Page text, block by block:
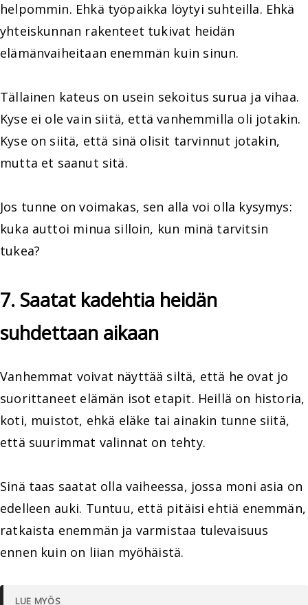
helpommin. Ehkä työpaikka löytyi suhteilla. Ehkä
yhteiskunnan rakenteet tukivat heidän
elämänvaiheitaan enemmän kuin sinun.
Tällainen kateus on usein sekoitus surua ja vihaa.
Kyse ei ole vain siitä, että vanhemmilla oli jotakin.
Kyse on siitä, että sinä olisit tarvinnut jotakin,
mutta et saanut sitä.
Jos tunne on voimakas, sen alla voi olla kysymys:
kuka auttoi minua silloin, kun minä tarvitsin
tukea?
7. Saatat kadehtia heidän
suhdettaan aikaan
Vanhemmat voivat näyttää siltä, että he ovat jo
suorittaneet elämän isot etapit. Heillä on historia,
koti, muistot, ehkä eläke tai ainakin tunne siitä,
että suurimmat valinnat on tehty.
Sinä taas saatat olla vaiheessa, jossa moni asia on
edelleen auki. Tuntuu, että pitäisi ehtiä enemmän,
ratkaista enemmän ja varmistaa tulevaisuus
ennen kuin on liian myöhäistä.
LUE MYÖS